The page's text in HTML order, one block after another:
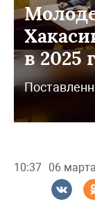
в 2025
10:37 06